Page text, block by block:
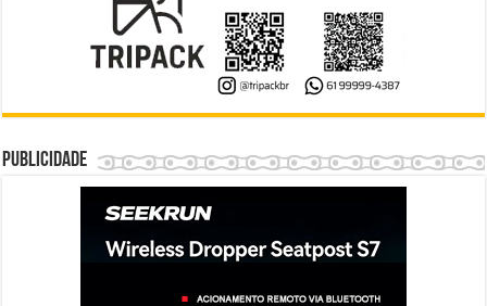
Publicidade